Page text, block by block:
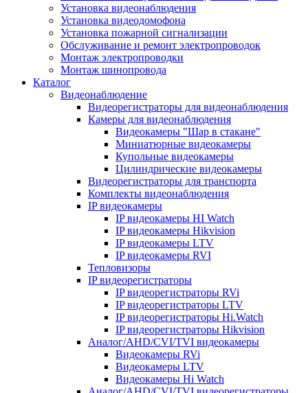
Установка видеонаблюдения
Установка видеодомофона
Установка пожарной сигнализации
Обслуживание и ремонт электропроводок
Монтаж электропроводки
Монтаж шинопровода
Каталог
Видеонаблюдение
Видеорегистраторы для видеонаблюдения
Камеры для видеонаблюдения
Видеокамеры "Шар в стакане"
Миниатюрные видеокамеры
Купольные видеокамеры
Цилиндрические видеокамеры
Видеорегистраторы для транспорта
Комплекты видеонаблюдения
IP видеокамеры
IP видеокамеры HI Watch
IP видеокамеры Hikvision
IP видеокамеры LTV
IP видеокамеры RVI
Тепловизоры
IP видеорегистраторы
IP видеорегистраторы RVi
IP видеорегистраторы LTV
IP видеорегистраторы Hi.Watch
IP видеорегистраторы Hikvision
Аналог/AHD/CVI/TVI видеокамеры
Видеокамеры RVi
Видеокамеры LTV
Видеокамеры Hi Watch